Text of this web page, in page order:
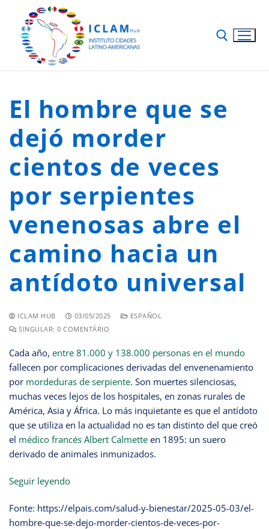
El hombre que se
dejó morder
cientos de veces
por serpientes
venenosas abre el
camino hacia un
antídoto universal
ICLAM HUB 03/05/2025
ESPAÑOL
SINGULAR: 0 COMENTÁRIO
Cada año, entre 81.000 y 138.000 personas en el mundo
fallecen por complicaciones derivadas del envenenamiento
por mordeduras de serpiente. Son muertes silenciosas,
muchas veces lejos de los hospitales, en zonas rurales de
América, Asia y África. Lo más inquietante es que el antídoto
que se utiliza en la actualidad no es tan distinto del que creó
el médico francés Albert Calmette en 1895: un suero
derivado de animales inmunizados.
Seguir leyendo
Fonte: https://elpais.com/salud-y-bienestar/2025-05-03/el-
hombre-que-se-dejo-morder-cientos-de-veces-por-